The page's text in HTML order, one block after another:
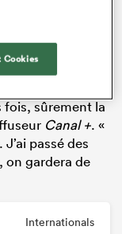
fois, sûrement la
Canal +. «
passé des
on gardera de
Internationals